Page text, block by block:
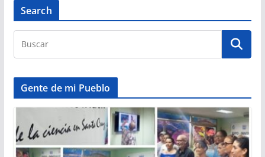
Search
Gente de mi Pueblo